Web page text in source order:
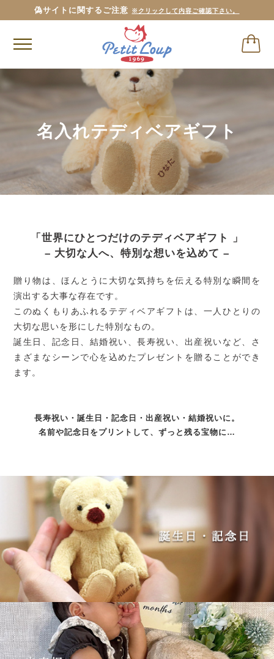
3,980円(税込)以上お買い上げで送料無料
名入れテディベアギフト
「世界にひとつだけのテディベアギフト 」
– 大切な人へ、特別な想いを込めて –
贈り物は、ほんとうに大切な気持ちを伝える特別な瞬間を
演出する大事な存在です。
このぬくもりあふれるテディベアギフトは、一人ひとりの
大切な思いを形にした特別なもの。
誕生日、記念日、結婚祝い、長寿祝い、出産祝いなど、さ
まざまなシーンで心を込めたプレゼントを贈ることができ
ます。
長寿祝い・誕生日・記念日・出産祝い・結婚祝いに。
名前や記念日をプリントして、ずっと残る宝物に…